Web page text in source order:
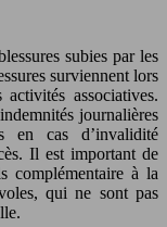
subies par les
surviennent lors
associatives.
journalières
en cas d’invalidité
Il est important de
complémentaire à la
qui ne sont pas